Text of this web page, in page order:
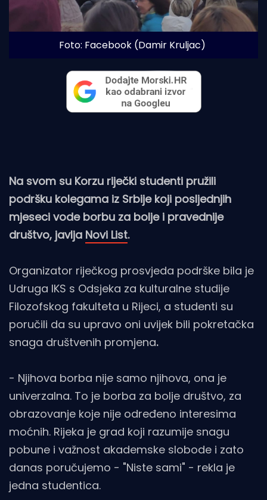
Foto: Facebook (Damir Kruljac)
Na svom su Korzu riječki studenti pružili
podršku kolegama iz Srbije koji posljednjih
mjeseci vode borbu za bolje i pravednije
društvo, javlja Novi List.
Organizator riječkog prosvjeda podrške bila je
Udruga IKS s Odsjeka za kulturalne studije
Filozofskog fakulteta u Rijeci, a studenti su
poručili da su upravo oni uvijek bili pokretačka
snaga društvenih promjena.
- Njihova borba nije samo njihova, ona je
univerzalna. To je borba za bolje društvo, za
obrazovanje koje nije određeno interesima
moćnih. Rijeka je grad koji razumije snagu
pobune i važnost akademske slobode i zato
danas poručujemo - "Niste sami" - rekla je
jedna studentica.